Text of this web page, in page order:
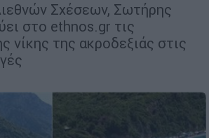
Σχέσεων, Σωτήρης
στο ethnos.gr τις
νίκης της ακροδεξιάς στις